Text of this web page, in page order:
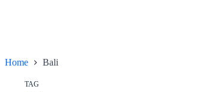
Home Bali
TAG